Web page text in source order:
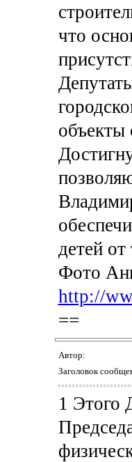
что
объекты
детей
Фото
http://
==
Автор:
Заголовок
1 Этого